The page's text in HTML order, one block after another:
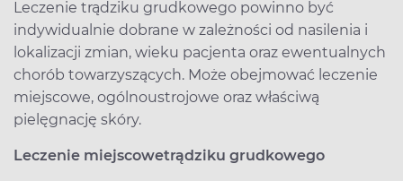
Leczenie trądziku grudkowego powinno być
indywidualnie dobrane w zależności od nasilenia i
lokalizacji zmian, wieku pacjenta oraz ewentualnych
chorób towarzyszących. Może obejmować leczenie
miejscowe, ogólnoustrojowe oraz właściwą
pielęgnację skóry.
Leczenie miejscowetrądziku grudkowego